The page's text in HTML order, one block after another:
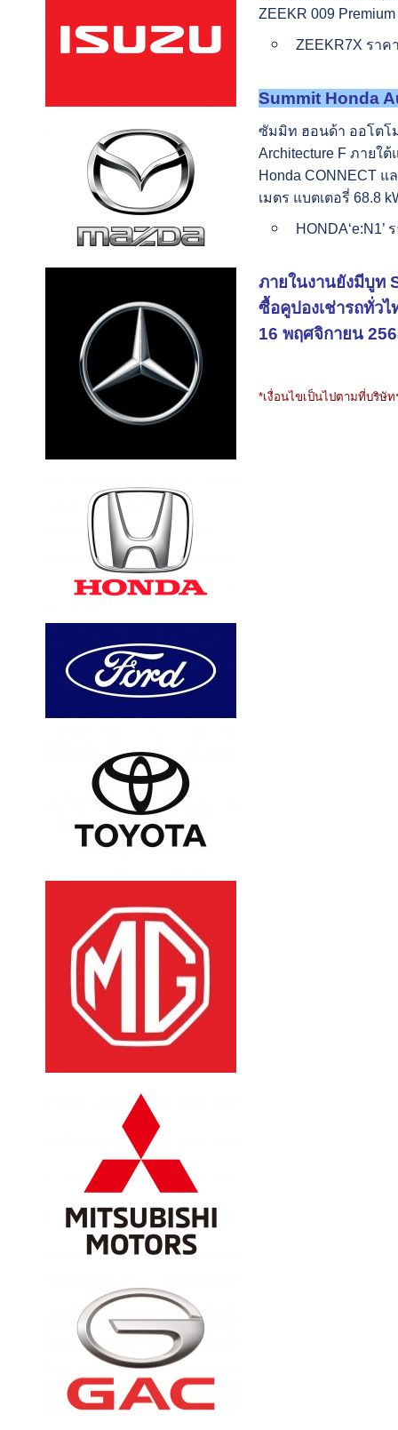
ZEEKR 009
ZEEKR7X ราค
Summit Honda
ซัมมิท ฮอนด้า ออโตโ
Architecture F ภายใ
Honda CONNECT
เมตร แบตเตอรี่ 68.8
HONDA‘e:N1’
ภายในงานยังมีบูท
ซื้อคูปองเช่ารถทั่ว
16 พฤศจิกายน
*เงื่อนไขเป็นไปตามที่บริษั